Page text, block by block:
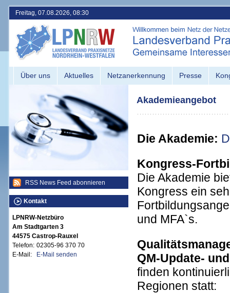
Freitag, 07.08.2026, 08:30
Über uns Aktuelles Netzanerkennung Presse
RSS News Feed abonnieren
Kontakt
LPNRW-Netzbüro
Am Stadtgarten 3
44575 Castrop-Rauxel
Telefon: 02305-96 370 70
E-Mail:
E-Mail senden
Akademieangebot
Die Akademie:
Kongress-
Die Akademie
Kongress ein
und MFA`s.
QM-Update-
finden
Regionen statt: